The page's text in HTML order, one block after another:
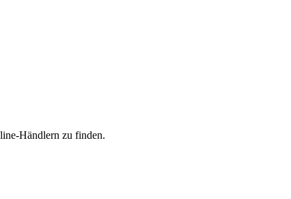
Händlern zu finden.